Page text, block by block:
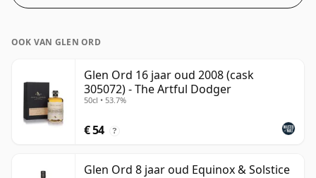
OOK VAN GLEN ORD
Glen Ord 16 jaar oud 2008 (cask
305072) - The Artful Dodger
50cl • 53.7%
€ 54 ?
Glen Ord 8 jaar oud Equinox & Solstice